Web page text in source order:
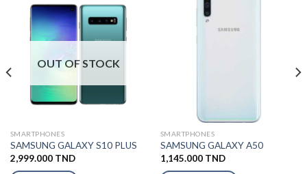
OUT OF STOCK
SMARTPHONES
SAMSUNG GALAXY S10 PLUS
2,999.000 TND
SMARTPHONES
SAMSUNG GALAXY A50
1,145.000 TND